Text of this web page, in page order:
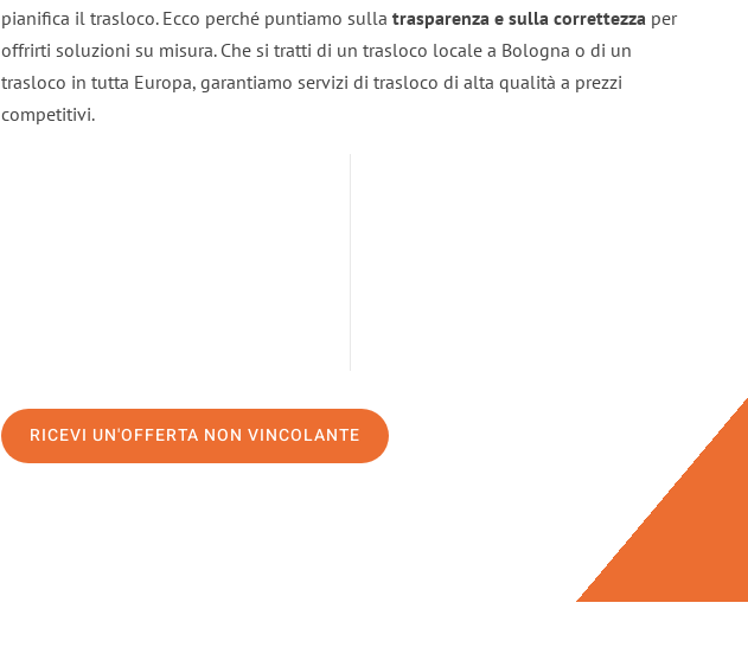
pianifica il trasloco. Ecco perché puntiamo sulla trasparenza e sulla correttezza per
offrirti soluzioni su misura. Che si tratti di un trasloco locale a Bologna o di un
trasloco in tutta Europa, garantiamo servizi di trasloco di alta qualità a prezzi
competitivi.
RICEVI UN'OFFERTA NON VINCOLANTE